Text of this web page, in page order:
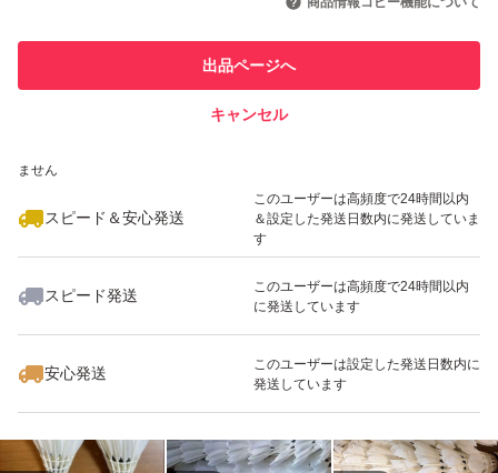
※対応後に購入がない場合は、その後ご連絡の非対応や他
商品購入不可の対応もあり得ますので、ご容赦ください。
別口でも出品しているため、そちらで購入された場合は出
での取引実績があります
ません
スピード＆安心発送
このユーザーは高頻度で24時間以内
＆設定した発送日数内に発送していま
す
スピード発送
このユーザーは高頻度で24時間以内
に発送しています
安心発送
このユーザーは設定した発送日数内に
発送しています
出品ページへ
キャンセル
いいね！
15,000